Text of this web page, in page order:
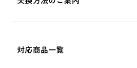
対応商品一覧